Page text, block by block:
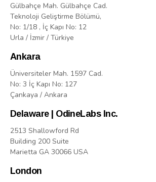
Gülbahçe Mah. Gülbahçe Cad.
Teknoloji Geliştirme Bölümü,
No: 1/18 , İç Kapı No: 12
Urla / İzmir / Türkiye
Ankara
Üniversiteler Mah. 1597 Cad.
No: 3 İç Kapı No: 127
Çankaya / Ankara
Delaware | OdineLabs Inc.
2513 Shallowford Rd
Building 200 Suite
Marietta GA 30066 USA
London